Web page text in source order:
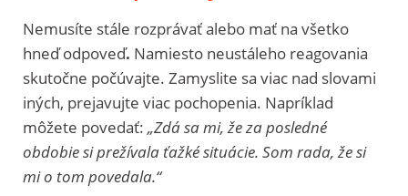
Nemusíte stále rozprávať alebo mať na všetko
hneď odpoveď. Namiesto neustáleho reagovania
skutočne počúvajte. Zamyslite sa viac nad slovami
iných, prejavujte viac pochopenia. Napríklad
môžete povedať: „Zdá sa mi, že za posledné
obdobie si prežívala ťažké situácie. Som rada, že si
mi o tom povedala.“